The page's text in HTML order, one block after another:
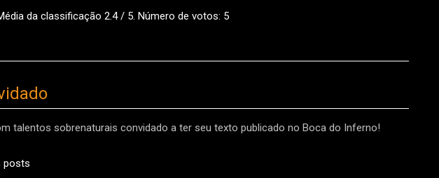
da classificação 2.4/ 5. Número de votos: 5
talentos sobrenaturais convidado a ter seu texto publicado no Boca do Inferno!
posts